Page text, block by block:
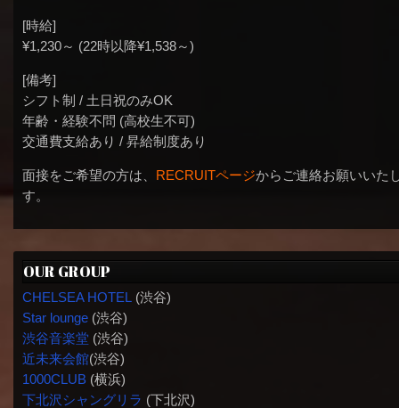
[時給]
¥1,230～ (22時以降¥1,538～)
[備考]
シフト制 / 土日祝のみOK
年齢・経験不問 (高校生不可)
交通費支給あり / 昇給制度あり
面接をご希望の方は、 RECRUITページからご連絡お願いいた
す。
OUR GROUP
CHELSEA HOTEL (渋谷)
Star lounge(渋谷)
渋谷音楽堂(渋谷)
近未来会館(渋谷)
1000CLUB(横浜)
下北沢シャングリラ (下北沢)